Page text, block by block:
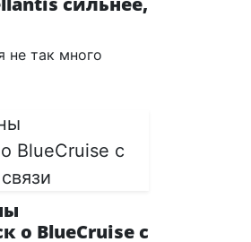
не так много
о BlueCruise с